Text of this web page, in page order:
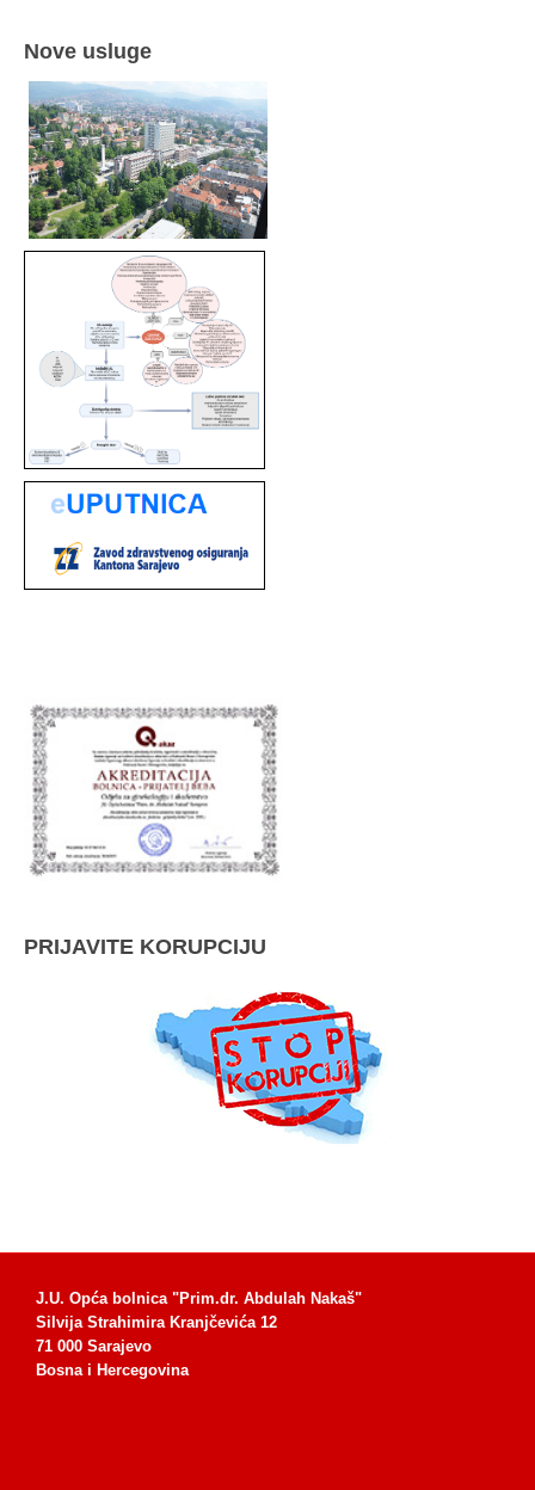
Nove usluge
PRIJAVITE KORUPCIJU
J.U. Opća bolnica "Prim.dr. Abdulah Nakaš"
Silvija Strahimira Kranjčevića 12
71 000 Sarajevo
Bosna i Hercegovina